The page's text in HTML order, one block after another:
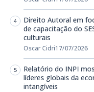
Direito Autoral em
de capacitação do
culturais
Oscar Cidri17/07/2026
Relatório do INPI
líderes globais da
intangíveis